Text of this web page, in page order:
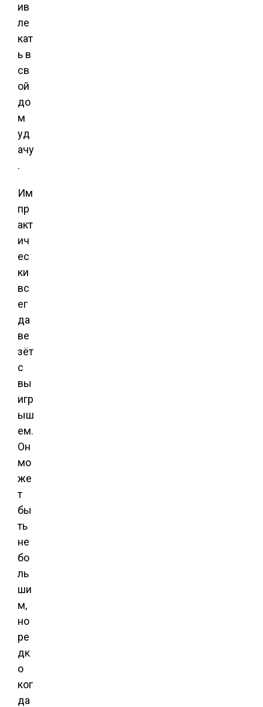
ив
ле
кат
ь в
св
ой
до
м
уд
ачу
.
Им
пр
акт
ич
ес
ки
вс
ег
да
ве
зёт
с
вы
игр
ыш
ем.
Он
мо
же
т
бы
ть
не
бо
ль
ши
м,
но
ре
дк
о
ког
да